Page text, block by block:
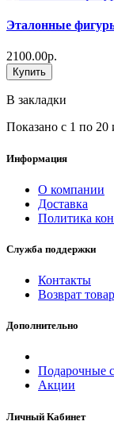
Эталонные
2100.00р.
Купить
В закладки
Показано с 1 по 20
Информация
О компании
Доставка
Политика
Служба поддержки
Контакты
Возврат
Дополнительно
Подарочные
Акции
Личный Кабинет